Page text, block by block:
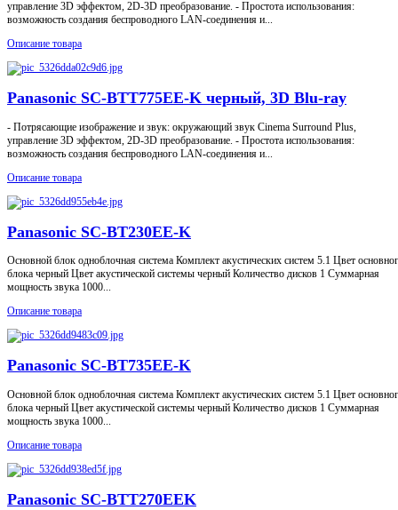
управление 3D эффектом, 2D-3D преобразование. - Простота использования:
возможность создания беспроводного LAN-соединения и...
Описание товара
Panasonic SC-BTT775EE-K черный, 3D Blu-ray
- Потрясающие изображение и звук: окружающий звук Cinema Surround Plus,
управление 3D эффектом, 2D-3D преобразование. - Простота использования:
возможность создания беспроводного LAN-соединения и...
Описание товара
Panasonic SC-BT230EE-K
Основной блок одноблочная система Комплект акустических систем 5.1 Цвет
блока черный Цвет акустической системы черный Количество дисков 1 Суммарная
мощность звука 1000...
Описание товара
Panasonic SC-BT735EE-K
Основной блок одноблочная система Комплект акустических систем 5.1 Цвет
блока черный Цвет акустической системы черный Количество дисков 1 Суммарная
мощность звука 1000...
Описание товара
Panasonic SC-BTT270EEK